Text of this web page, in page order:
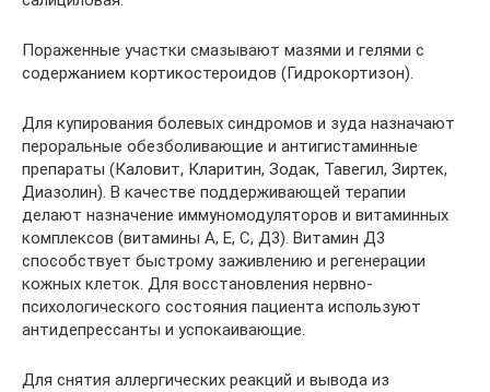
Пораженные участки смазывают мазями и гелями с
содержанием кортикостероидов (Гидрокортизон).
Для купирования болевых синдромов и зуда назначают
пероральные обезболивающие и антигистаминные
препараты (Каловит, Кларитин, Зодак, Тавегил, Зиртек,
Диазолин). В качестве поддерживающей терапии
делают назначение иммуномодуляторов и витаминных
комплексов (витамины А, Е, С, Д3). Витамин Д3
способствует быстрому заживлению и регенерации
кожных клеток. Для восстановления нервно-
психологического состояния пациента используют
антидепрессанты и успокаивающие.
Для снятия аллергических реакций и вывода из